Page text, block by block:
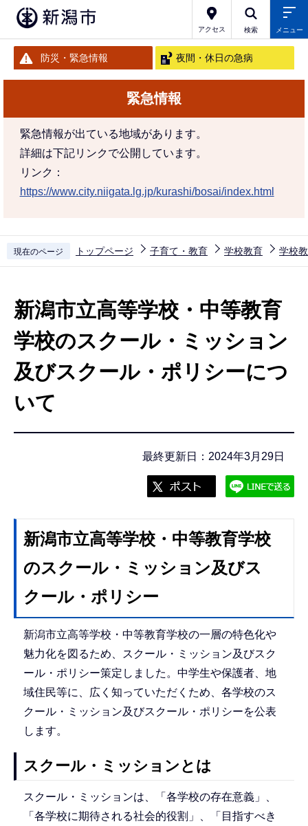
アクセス 検索 メニュー
防災・緊急情報 夜間・休日の急病
緊急情報
緊急情報が出ている地域があります。
詳細は下記リンクで公開しています。
リンク：
https://www.city.niigata.lg.jp/kurashi/bosai/index.html
現在のページ トップページ 子育て・教育 学校教育 学校
新潟市立高等学校・中等教育
学校のスクール・ミッション
及びスクール・ポリシーにつ
いて
最終更新日：2024年3月29日
新潟市立高等学校・中等教育学校
のスクール・ミッション及びス
クール・ポリシー
新潟市立高等学校・中等教育学校の一層の特色化や
魅力化を図るため、スクール・ミッション及びスク
ール・ポリシー策定しました。中学生や保護者、地
域住民等に、広く知っていただくため、各学校のス
クール・ミッション及びスクール・ポリシーを公表
します。
スクール・ミッションとは
スクール・ミッションは、「各学校の存在意義」、
「各学校に期待される社会的役割」、「目指すべき